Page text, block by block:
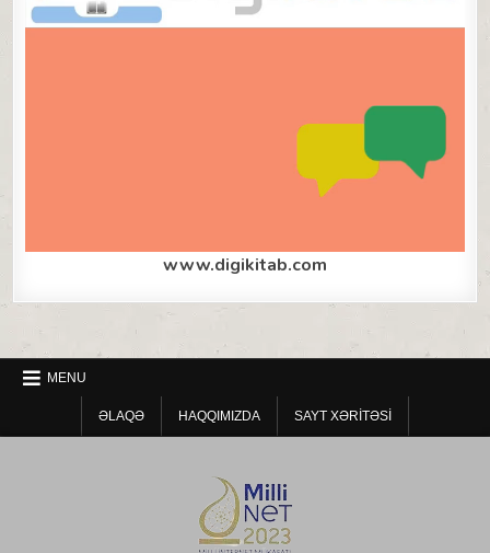
www.digikitab.com
MENU
ƏLAQƏ HAQQIMIZDA SAYT XƏRITƏSI